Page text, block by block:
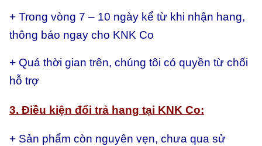
+ Trong vòng 7 – 10 ngày kể từ khi nhận hang,
thông báo ngay cho KNK Co
+ Quá thời gian trên, chúng tôi có quyền từ chối
hỗ trợ
3. Điều kiện đổi trả hang tại KNK Co:
+ Sản phẩm còn nguyên vẹn, chưa qua sử